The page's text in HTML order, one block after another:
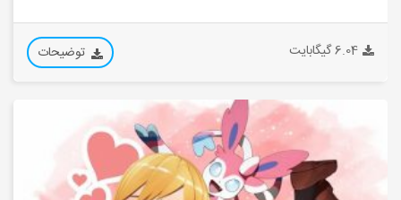
6.04 گیگابایت توضیحات